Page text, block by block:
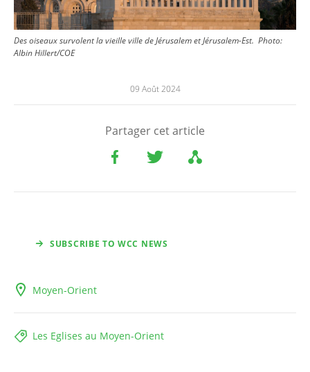
Des oiseaux survolent la vieille ville de Jérusalem et Jérusalem-Est. Photo:
Albin Hillert/COE
09 Août 2024
Partager cet article
SUBSCRIBE TO WCC NEWS
Moyen-Orient
Les Eglises au Moyen-Orient